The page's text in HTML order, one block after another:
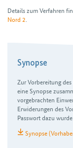
Details zum Verfahren
Nord 2
Synopse
Zur Vorbereitung
eine Synopse
vor­gebrachten
Erwiderungen des
Passwort dazu
Synopse